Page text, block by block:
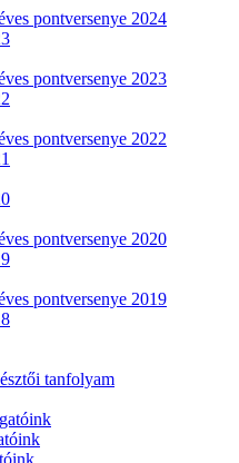
pontversenye 2024
pontversenye 2023
pontversenye 2022
pontversenye 2020
pontversenye 2019
tanfolyam